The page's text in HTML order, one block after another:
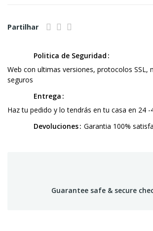
Partilhar
Politica de Seguridad
Web con ultimas versiones, protocolos SSL,
seguros
Entrega
Haz tu pedido y lo tendrás en tu casa en 24 -
Devoluciones Garantia 100%
Guarantee safe & secure